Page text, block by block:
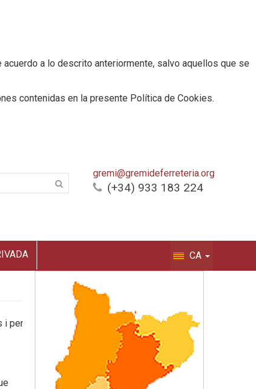
a lo descrito anteriormente, salvo aquellos que se
contenidas en la presente Política de Cookies.
gremi@gremideferreteria.org
(+34) 933 183 224
CA
i per